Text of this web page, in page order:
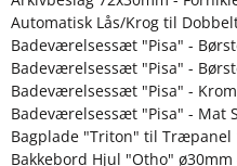
Automatisk Lås/Krog til
Badeværelsessæt "Pisa" -
Badeværelsessæt "Pisa" -
Badeværelsessæt "Pisa" - Krom
Badeværelsessæt "Pisa" - Mat
Bagplade "Triton" til Træpanel
Bakkebord Hjul "Otho" ø30mm